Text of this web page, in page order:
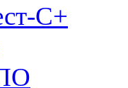
С+